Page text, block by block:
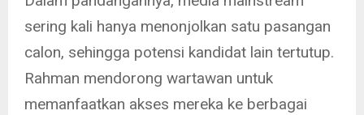
sering kali hanya menonjolkan satu pasangan
calon, sehingga potensi kandidat lain tertutup.
Rahman mendorong wartawan untuk
memanfaatkan akses mereka ke berbagai